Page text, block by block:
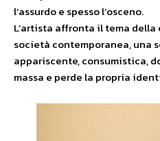
l’assurdo e spesso l’osceno.
L’artista affronta il tema
società contemporanea, una
appariscente, consumistica,
massa e perde la propria